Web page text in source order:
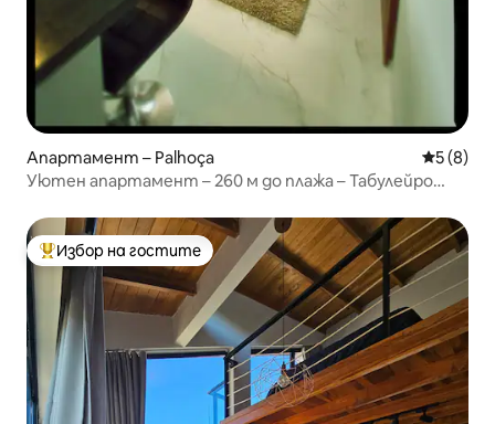
Апартамент – Palhoça Средна
5 (8)
Уютен апартамент – 260 м до плажа – Табулейро
Най-популярен избор на гостите
Избор на гостите